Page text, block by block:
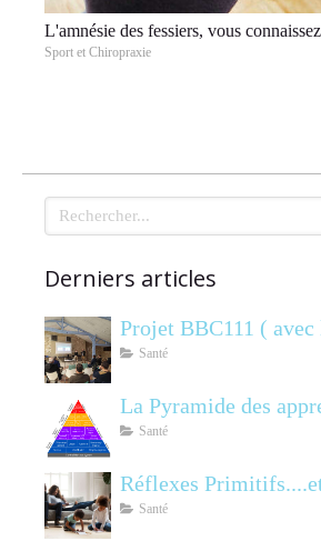
L'amnésie des fessiers, vous
Sport et Chiropraxie
Rechercher
Derniers articles
Projet BBC111 (
Santé
La Pyramide des
Santé
Réflexes
Santé